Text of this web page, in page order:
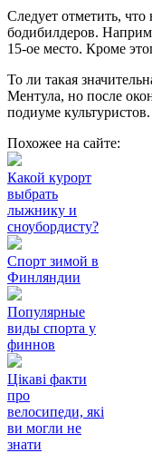
Следует отметить,
бодибилдеров.
15-ое место. Кроме
То ли такая
Ментула, но после
подиуме культуристов.
Похожее на сайте:
Какой курорт
выбрать
лыжнику и
сноубордисту?
Спорт зимой в
Финляндии
Популярные
виды спорта у
финнов
Цікаві факти
про
велосипеди, які
ви могли не
знати